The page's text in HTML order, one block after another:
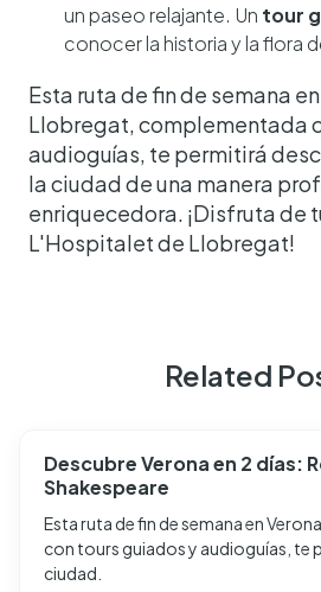
un paseo relajante. Un tour
conocer la historia y la flora
Esta ruta de fin de semana
Llobregat, complementada
audioguías, te permitirá
la ciudad de una manera
enriquecedora. ¡Disfruta de
L'Hospitalet de Llobregat!
Related
Descubre Verona en 2 días:
Shakespeare
Esta ruta de fin de semana en
con tours guiados y audioguías, te
ciudad.